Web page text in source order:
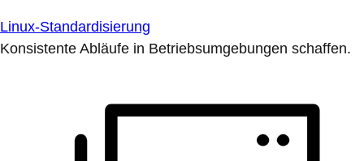
Linux-Standardisierung
Konsistente Abläufe in Betriebsumgebungen schaffen.